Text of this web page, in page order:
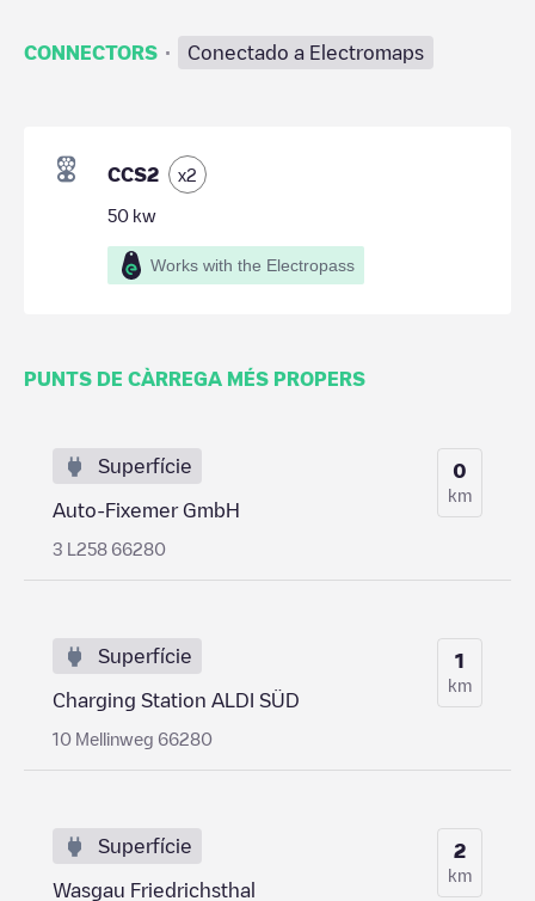
CONNECTORS · Conectado a Electromaps
CCS2 x2
50 kw
Works with the Electropass
PUNTS DE CÀRREGA MÉS PROPERS
Superfície
Auto-Fixemer GmbH
3 L258 66280
0
km
Superfície
Charging Station ALDI SÜD
10 Mellinweg 66280
1
km
Superfície
Wasgau Friedrichsthal
2
km